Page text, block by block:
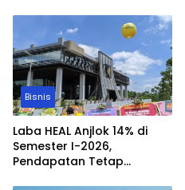
Bisnis
Laba HEAL Anjlok 14% di
Semester I-2026,
Pendapatan Tetap